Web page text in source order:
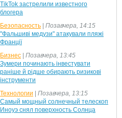
TikTok застрелили известного
блогера
Безопасность
Позавчера, 14:15
"Фальшиві медузи" атакували пляжі
Франції
Бизнес
Позавчера, 13:45
Зумери починають інвестувати
раніше й рідше обирають ризикові
інструменти
Технологии
Позавчера, 13:15
Самый мощный солнечный телескоп
Иноуэ снял поверхность Солнца